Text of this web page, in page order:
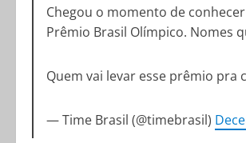
Chegou o momento de
Prêmio Brasil Olímpico. Nomes
Quem vai levar esse prêmio pra
— Time Brasil (@timebrasil)